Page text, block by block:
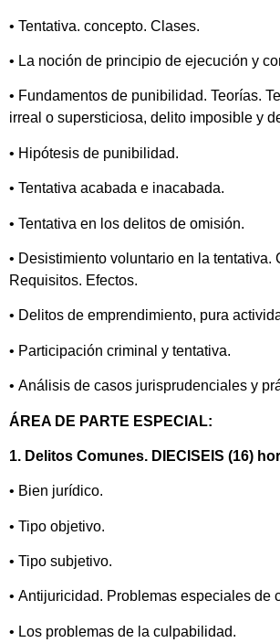
• Tentativa. concepto. Clases.
• La noción de principio de ejecución y
• Fundamentos de punibilidad. Teorías.
irreal o supersticiosa, delito imposible y
• Hipótesis de punibilidad.
• Tentativa acabada e inacabada.
• Tentativa en los delitos de omisión.
• Desistimiento voluntario en la tentativa.
Requisitos. Efectos.
• Delitos de emprendimiento, pura
• Participación criminal y tentativa.
• Análisis de casos jurisprudenciales y
ÁREA DE PARTE ESPECIAL:
1. Delitos Comunes. DIECISEIS (16)
• Bien jurídico.
• Tipo objetivo.
• Tipo subjetivo.
• Antijuricidad. Problemas especiales de
• Los problemas de la culpabilidad.